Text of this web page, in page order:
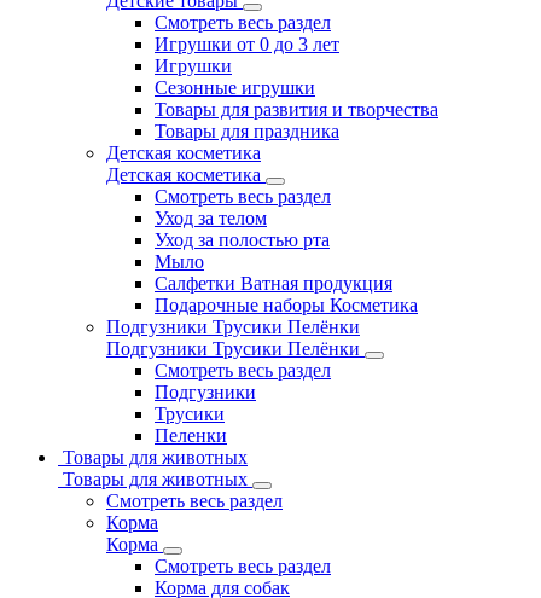
Смотреть весь раздел
Игрушки от 0 до 3 лет
Игрушки
Сезонные игрушки
Товары для развития и творчества
Товары для праздника
Детская косметика
Детская косметика
Смотреть весь раздел
Уход за телом
Уход за полостью рта
Мыло
Салфетки Ватная продукция
Подарочные наборы Косметика
Подгузники Трусики Пелёнки
Подгузники Трусики Пелёнки
Смотреть весь раздел
Подгузники
Трусики
Пеленки
Товары для животных
Товары для животных
Смотреть весь раздел
Корма
Корма
Смотреть весь раздел
Корма для собак